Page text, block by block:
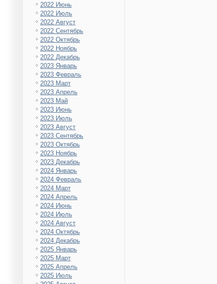
2022 Июнь
2022 Июль
2022 Август
2022 Сентябрь
2022 Октябрь
2022 Ноябрь
2022 Декабрь
2023 Январь
2023 Февраль
2023 Март
2023 Апрель
2023 Май
2023 Июнь
2023 Июль
2023 Август
2023 Сентябрь
2023 Октябрь
2023 Ноябрь
2023 Декабрь
2024 Январь
2024 Февраль
2024 Март
2024 Апрель
2024 Июнь
2024 Июль
2024 Август
2024 Октябрь
2024 Декабрь
2025 Январь
2025 Март
2025 Апрель
2025 Июль